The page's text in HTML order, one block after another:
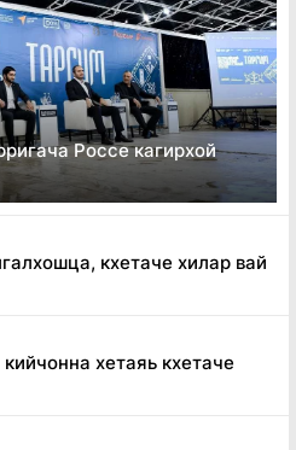
Россе кагирхой
кхетаче хилар вай
хетаяь кхетаче